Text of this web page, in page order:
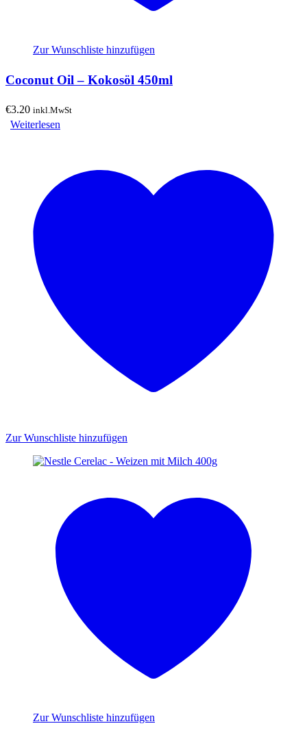
Zur Wunschliste hinzufügen
Coconut Oil – Kokosöl 450ml
€3.20 inkl.MwSt
Weiterlesen
Zur Wunschliste hinzufügen
Zur Wunschliste hinzufügen